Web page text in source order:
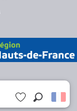
Recherche